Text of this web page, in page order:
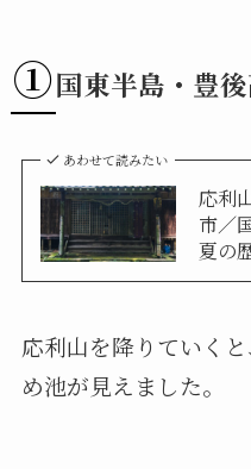
①国東半島・豊
あわせて読みたい
応利
市／
夏の
応利山を降りていく
め池が見えました。